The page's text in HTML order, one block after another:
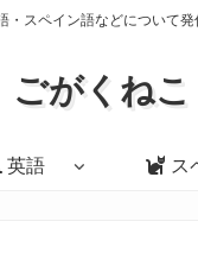
・スペイン語などについて
ごがくねこ
英語 ス